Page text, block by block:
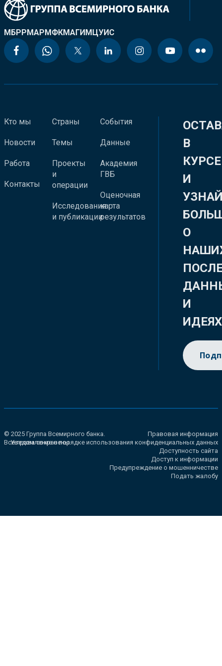
МБРРМАРМФКМАГИМЦУИС
Кто мы
Новости
Работа
Контакты
Страны
Темы
Проекты
и
операции
Исследования
и публикации
События
Данные
Академия
ГВБ
Оценочная
карта
результатов
В
КУРСЕ
И
О
И
ИДЕЯХ
© 2025 Группа Всемирного банка.
Все права сохранены.
Правовая информация
Уведомление о порядке использования конфиденциальных данных
Доступность сайта
Доступ к информации
Предупреждение о мошенничестве
Подать жалобу